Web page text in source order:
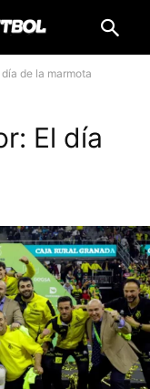
de la marmota
El día